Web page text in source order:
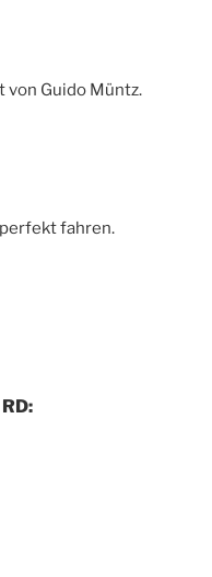
von Guido Müntz.
fahren.